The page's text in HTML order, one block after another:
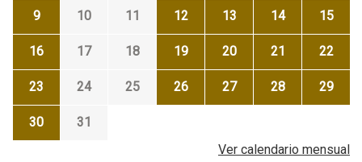
9 10 11 12 13 14 15
16 17 18 19 20 21 22
23 24 25 26 27 28 29
30
31
Ver calendario mensual